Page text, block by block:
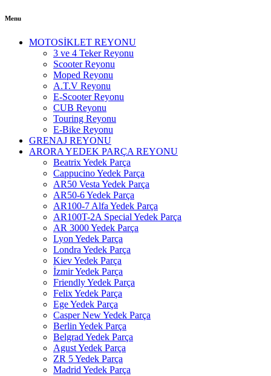
Menu
MOTOSİKLET REYONU
3 ve 4 Teker Reyonu
Scooter Reyonu
Moped Reyonu
A.T.V Reyonu
E-Scooter Reyonu
CUB Reyonu
Touring Reyonu
E-Bike Reyonu
GRENAJ REYONU
ARORA YEDEK PARÇA REYONU
Beatrix Yedek Parça
Cappucino Yedek Parça
AR50 Vesta Yedek Parça
AR50-6 Yedek Parça
AR100-7 Alfa Yedek Parça
AR100T-2A Special Yedek Parça
AR 3000 Yedek Parça
Lyon Yedek Parça
Londra Yedek Parça
Kiev Yedek Parça
İzmir Yedek Parça
Friendly Yedek Parça
Felix Yedek Parça
Ege Yedek Parça
Casper New Yedek Parça
Berlin Yedek Parça
Belgrad Yedek Parça
Agust Yedek Parça
ZR 5 Yedek Parça
Madrid Yedek Parça